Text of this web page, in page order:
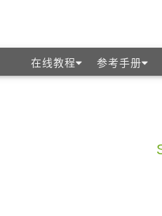
在线教程 参考手册